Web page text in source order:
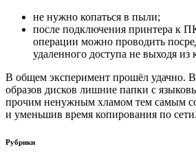
не нужно копаться в пыли;
после подключения принтера к
операции можно проводить
удаленного доступа не выходя из
В общем эксперимент прошёл удачно. В
образов дисков лишние папки с
прочим ненужным хламом тем самым
и уменьшив время копирования по сети.
Рубрики